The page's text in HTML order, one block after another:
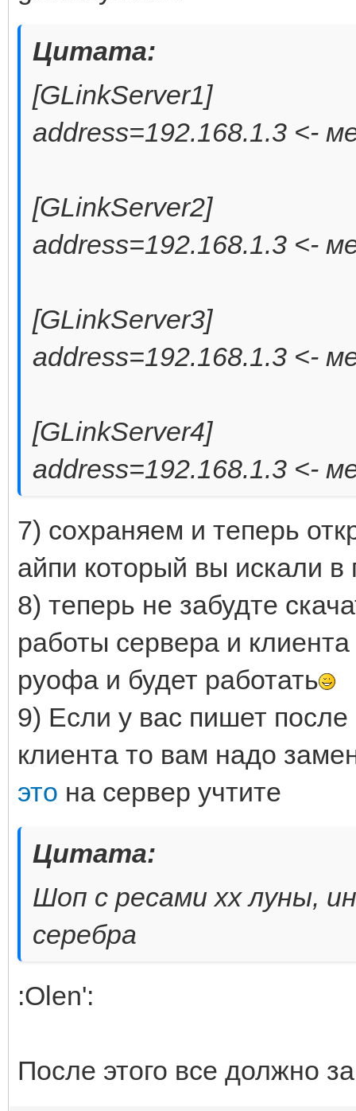
Цитата:
[GLinkServer1]
address=192.168.1.3 <-
[GLinkServer2]
address=192.168.1.3 <-
[GLinkServer3]
address=192.168.1.3 <-
[GLinkServer4]
address=192.168.1.3 <-
7) сохраняем и теперь
айпи который вы искали в
8) теперь не забудте
работы сервера и
руофа и будет работать
9) Если у вас пишет после
клиента то вам надо
это на сервер учтите
Цитата:
Шоп с ресами хх луны,
серебра
:Olen':
После этого все должно